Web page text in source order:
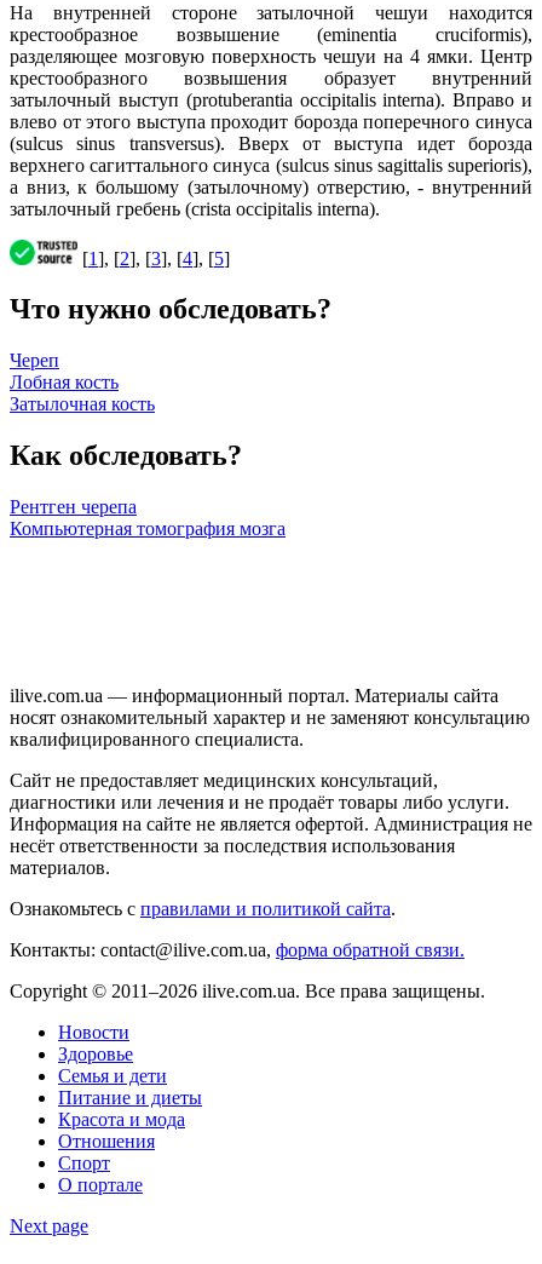
На внутренней стороне затылочной чешуи находится
крестообразное возвышение (eminentia cruciformis),
разделяющее мозговую поверхность чешуи на 4 ямки. Центр
крестообразного возвышения образует внутренний
затылочный выступ (protuberantia occipitalis interna). Вправо и
влево от этого выступа проходит борозда поперечного синуса
(sulcus sinus transversus). Вверх от выступа идет борозда
верхнего сагиттального синуса (sulcus sinus sagittalis superioris),
а вниз, к большому (затылочному) отверстию, - внутренний
затылочный гребень (crista occipitalis interna).
[1], [2], [3], [4], [5]
Что нужно обследовать?
Череп
Лобная кость
Затылочная кость
Как обследовать?
Рентген черепа
Компьютерная томография мозга
ilive.com.ua — информационный портал. Материалы сайта
носят ознакомительный характер и не заменяют консультацию
квалифицированного специалиста.
Сайт не предоставляет медицинских консультаций,
диагностики или лечения и не продаёт товары либо услуги.
Информация на сайте не является офертой. Администрация не
несёт ответственности за последствия использования
материалов.
Ознакомьтесь с правилами и политикой сайта.
Контакты: contact@ilive.com.ua, форма обратной связи.
Copyright © 2011–2026 ilive.com.ua. Все права защищены.
Новости
Здоровье
Семья и дети
Питание и диеты
Красота и мода
Отношения
Спорт
О портале
Next page